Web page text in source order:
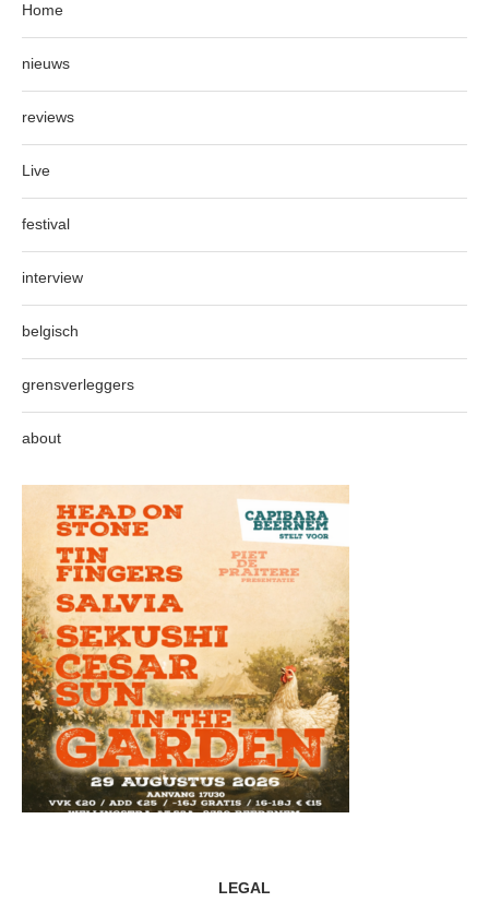
Home
nieuws
reviews
Live
festival
interview
belgisch
grensverleggers
about
LEGAL